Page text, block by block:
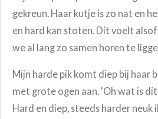
gekreun. Haar kutje is zo nat en
en hard kan stoten. Dit voelt
we al lang zo samen horen te
Mijn harde pik komt diep bij haar
met grote ogen aan. 'Oh wat is
Hard en diep, steeds harder neuk